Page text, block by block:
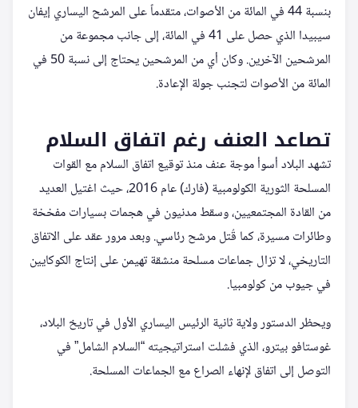
بنسبة 44 في المائة من الأصوات، متقدماً على المرشح اليساري إيفان
سيبيدا الذي حصل على 41 في المائة، إلى جانب مجموعة من
المرشحين الآخرين. وكان أي من المرشحين يحتاج إلى نسبة 50 في
المائة من الأصوات لتجنب جولة الإعادة.
تصاعد العنف رغم اتفاق السلام
تشهد البلاد أسوأ موجة عنف منذ توقيع اتفاق السلام مع القوات
المسلحة الثورية الكولومبية (فارك) عام 2016، حيث اغتيل العديد
من القادة المجتمعيين، وسقط مدنيون في هجمات بسيارات مفخخة
وطائرات مسيرة، كما قُتل مرشح رئاسي. وبعد مرور عقد على الاتفاق
التاريخي، لا تزال جماعات مسلحة منشقة تهيمن على إنتاج الكوكايين
في جيوب من كولومبيا.
ويحظر الدستور ولاية ثانية الرئيس اليساري الأول في تاريخ البلاد،
غوستافو بيترو، الذي فشلت استراتيجيته “السلام الشامل” في
التوصل إلى اتفاق لإنهاء الصراع مع الجماعات المسلحة.